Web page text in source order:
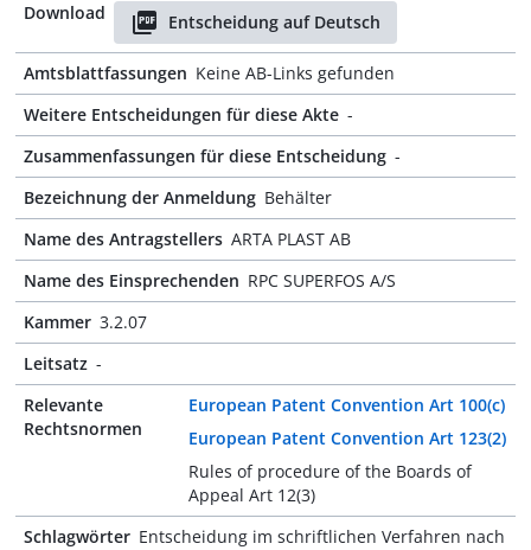
Download
Entscheidung auf Deutsch
Amtsblattfassungen Keine AB-Links gefunden
Weitere Entscheidungen für diese Akte -
Zusammenfassungen für diese Entscheidung -
Bezeichnung der Anmeldung Behälter
Name des Antragstellers ARTA PLAST AB
Name des Einsprechenden RPC SUPERFOS A/S
Kammer 3.2.07
Leitsatz -
Relevante
Rechtsnormen
European Patent Convention Art 100(c)
European Patent Convention Art 123(2)
Rules of procedure of the Boards of
Appeal Art 12(3)
Schlagwörter Entscheidung im schriftlichen Verfahren nach